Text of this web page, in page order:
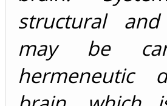
structural
may be
hermeneutic